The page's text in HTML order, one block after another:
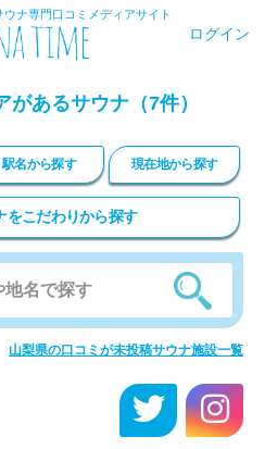
ナ専門口コミメディアサイト
ログイン
あるサウナ（7件）
駅名から探す 現在地から探す
をこだわりから探す
山梨県の口コミが未投稿サウナ施設一覧